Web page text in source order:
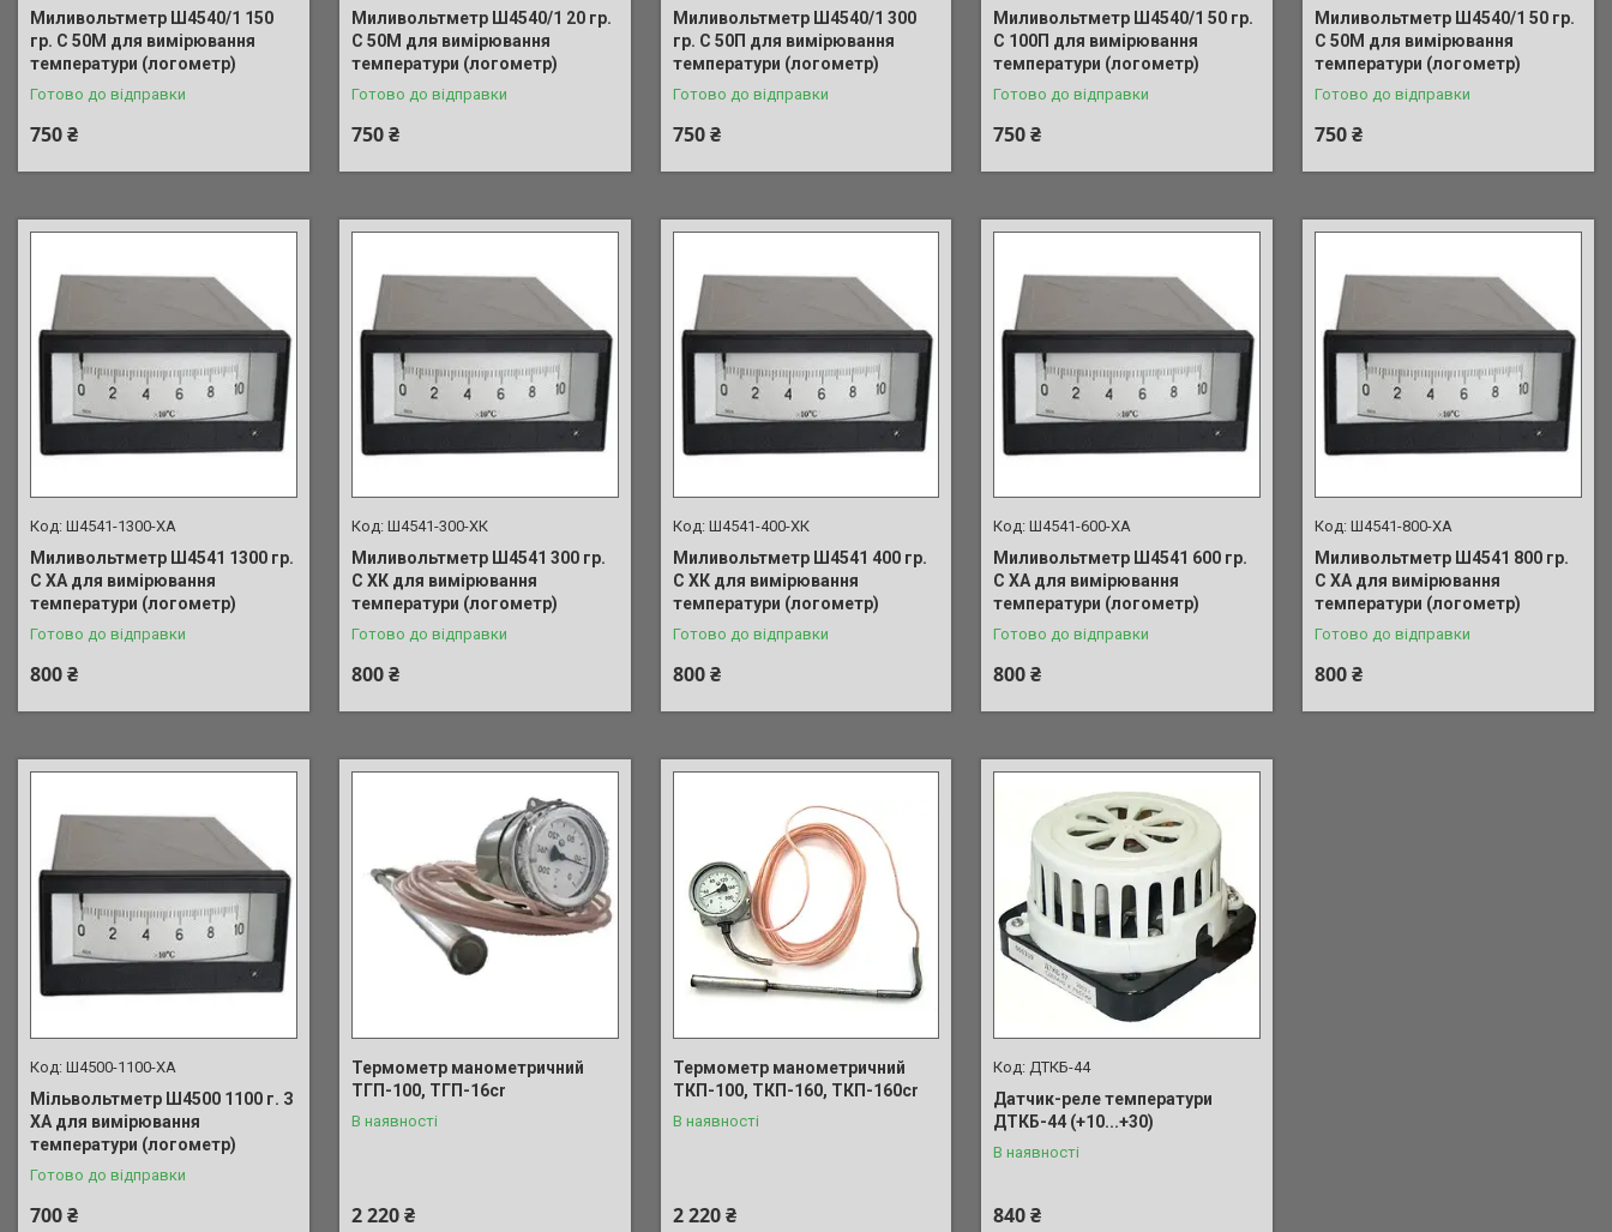
Миливольтметр Ш4540/1 150
гр. С 50М для вимірювання
температури (логометр)
Готово до відправки
750 ₴
Миливольтметр Ш4540/1 20 гр.
С 50М для вимірювання
температури (логометр)
Готово до відправки
750 ₴
Миливольтметр Ш4540/1 300
гр. С 50П для вимірювання
температури (логометр)
Готово до відправки
750 ₴
Миливольтметр Ш4540/1 50 гр.
С 100П для вимірювання
температури (логометр)
Готово до відправки
750 ₴
Миливольтметр Ш4540/1 50 гр.
С 50М для вимірювання
температури (логометр)
Готово до відправки
750 ₴
Ш4541-1300-ХА
Миливольтметр Ш4541 1300 гр.
С ХА для вимірювання
температури (логометр)
Готово до відправки
800 ₴
Ш4541-300-ХК
Миливольтметр Ш4541 300 гр.
С ХК для вимірювання
температури (логометр)
Готово до відправки
800 ₴
Ш4541-400-ХК
Миливольтметр Ш4541 400 гр.
С ХК для вимірювання
температури (логометр)
Готово до відправки
800 ₴
Ш4541-600-ХА
Миливольтметр Ш4541 600 гр.
С ХА для вимірювання
температури (логометр)
Готово до відправки
800 ₴
Ш4541-800-ХА
Миливольтметр Ш4541 800 гр.
С ХА для вимірювання
температури (логометр)
Готово до відправки
800 ₴
Ш4500-1100-ХА
Мільвольтметр Ш4500 1100 г. З
ХА для вимірювання
температури (логометр)
Готово до відправки
700 ₴
Термометр манометричний
ТГП-100, ТГП-16cr
В наявності
2 220 ₴
Термометр манометричний
ТКП-100, ТКП-160, ТКП-160cr
В наявності
2 220 ₴
ДТКБ-44
Датчик-реле температури
ДТКБ-44 (+10...+30)
В наявності
840 ₴